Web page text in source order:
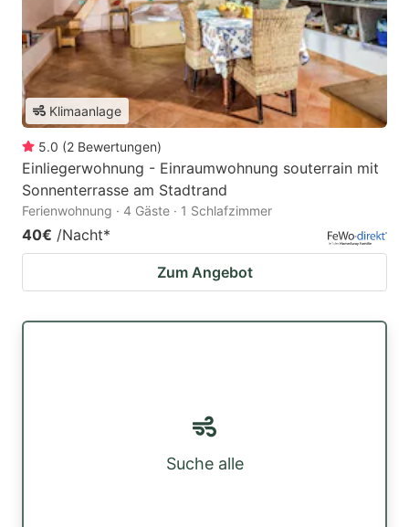
Klimaanlage
5.0 (2 Bewertungen)
Einliegerwohnung - Einraumwohnung souterrain mit
Sonnenterrasse am Stadtrand
Ferienwohnung · 4 Gäste · 1 Schlafzimmer
40€ /Nacht*
Zum Angebot
Suche alle